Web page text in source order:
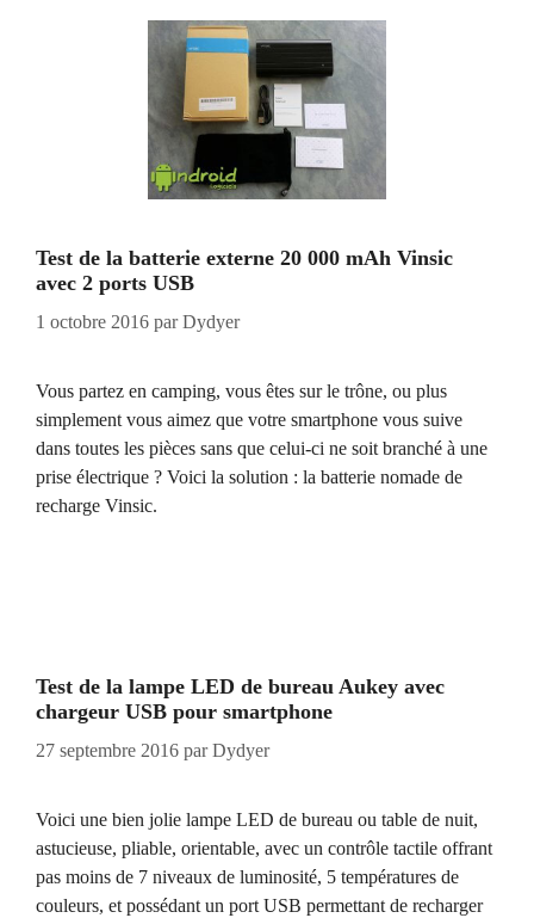
Test de la batterie externe 20 000 mAh Vinsic
avec 2 ports USB
1 octobre 2016 parDydyer
Vous partez en camping, vous êtes sur le trône, ou plus
simplement vous aimez que votre smartphone vous suive
dans toutes les pièces sans que celui-ci ne soit branché à une
prise électrique ? Voici la solution : la batterie nomade de
recharge Vinsic.
Test de la lampe LED de bureau Aukey avec
chargeur USB pour smartphone
27 septembre 2016 parDydyer
Voici une bien jolie lampe LED de bureau ou table de nuit,
astucieuse, pliable, orientable, avec un contrôle tactile offrant
pas moins de 7 niveaux de luminosité, 5 températures de
couleurs, et possédant un port USB permettant de recharger